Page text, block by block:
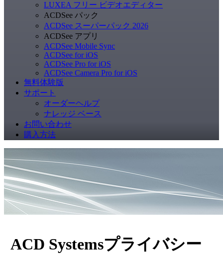
LUXEA フリー ビデオエディター
ACDSee パック
ACDSee スーパーパック 2026
ACDSee アプリ
ACDSee Mobile Sync
ACDSee for iOS
ACDSee Pro for iOS
ACDSee Camera Pro for iOS
無料体験版
サポート
オーダーヘルプ
ナレッジ ベース
お問い合わせ
購入方法
ACD Systemsプライバシー